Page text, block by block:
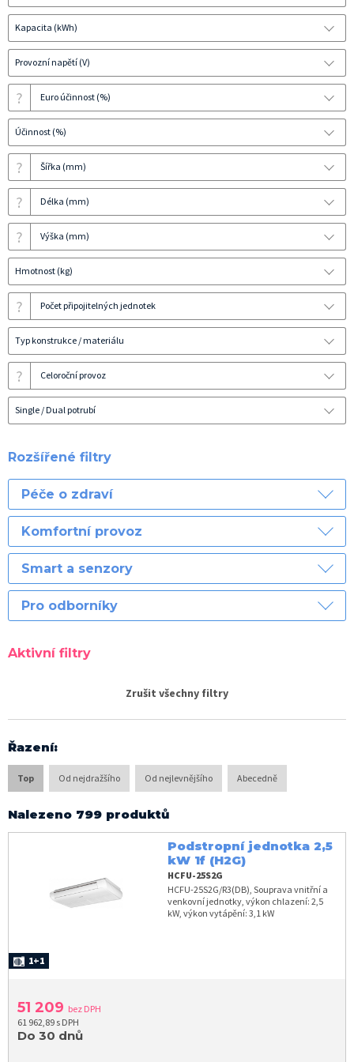
Kapacita (kWh)
Provozní napětí (V)
? Euro účinnost (%)
Účinnost (%)
? Šířka (mm)
? Délka (mm)
? Výška (mm)
Hmotnost (kg)
? Počet připojitelných jednotek
Typ konstrukce / materiálu
? Celoroční provoz
Single / Dual potrubí
Rozšířené filtry
Péče o zdraví
Komfortní provoz
Smart a senzory
Pro odborníky
Aktivní filtry
Zrušit všechny filtry
Řazení:
Top Od nejdražšího Od nejlevnějšího Abecedně
Nalezeno 799 produktů
Podstropní jednotka 2,5
kW 1f (H2G)
HCFU-25S2G
HCFU-25S2G/R3(DB), Souprava vnitřní a
venkovní jednotky, výkon chlazení: 2,5
kW, výkon vytápění: 3,1 kW
1+1
51 209 bez DPH
61 962,89 s DPH
Do 30 dnů